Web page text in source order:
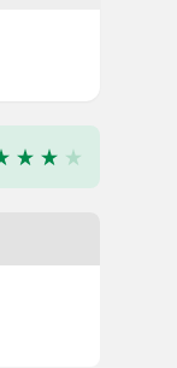
Steilhang